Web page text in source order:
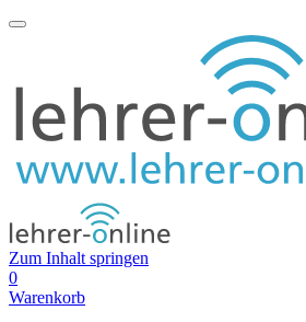
Zum Inhalt springen
0
Warenkorb